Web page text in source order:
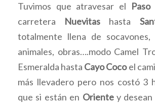
Tuvimos que atravesar el
carretera Nuevitas hasta
totalmente llena de socavones,
animales, obras….modo Camel
Esmeralda hasta Cayo Cocoel
más llevadero pero nos costó 3
que si están en Orientey desean